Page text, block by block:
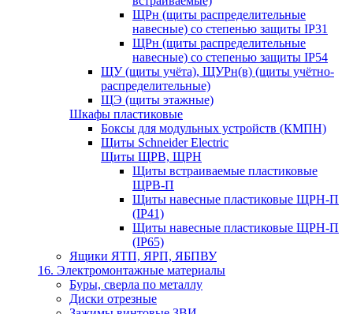
ЩРн (щиты распределительные
навесные) со степенью защиты IP31
ЩРн (щиты распределительные
навесные) со степенью защиты IP54
ЩУ (щиты учёта), ЩУРн(в) (щиты учётно-
распределительные)
ЩЭ (щиты этажные)
Шкафы пластиковые
Боксы для модульных устройств (КМПН)
Щиты Schneider Electric
Щиты ЩРВ, ЩРН
Щиты встраиваемые пластиковые
ЩРВ-П
Щиты навесные пластиковые ЩРН-П
(IP41)
Щиты навесные пластиковые ЩРН-П
(IP65)
Ящики ЯТП, ЯРП, ЯБПВУ
16. Электромонтажные материалы
Буры, сверла по металлу
Диски отрезные